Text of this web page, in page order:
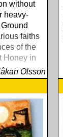
without
heavy-
faiths
of the
Honey in
Olsson